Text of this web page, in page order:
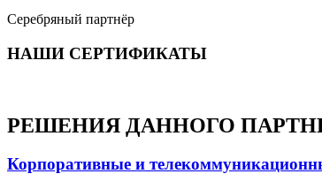
Серебряный партнёр
НАШИ СЕРТИФИКАТЫ
РЕШЕНИЯ ДАННОГО
Корпоративные и